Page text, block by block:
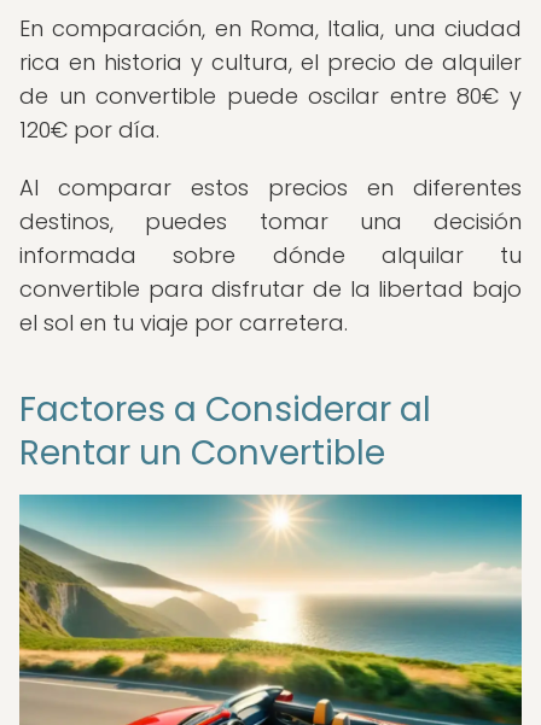
En comparación, en Roma, Italia, una ciudad
rica en historia y cultura, el precio de alquiler
de un convertible puede oscilar entre 80€ y
120€ por día.
Al comparar estos precios en diferentes
destinos, puedes tomar una decisión
informada sobre dónde alquilar tu
convertible para disfrutar de la libertad bajo
el sol en tu viaje por carretera.
Factores a Considerar al
Rentar un Convertible